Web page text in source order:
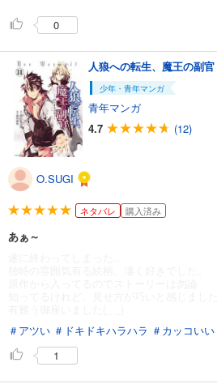
0
人狼への転生、魔王の副
少年・青年マンガ
青年マンガ
4.7
(12)
O.SUGI
ネタバレ 購入済み
あぁ～
＃アツい ＃ドキドキハラハラ ＃カッコいい
1